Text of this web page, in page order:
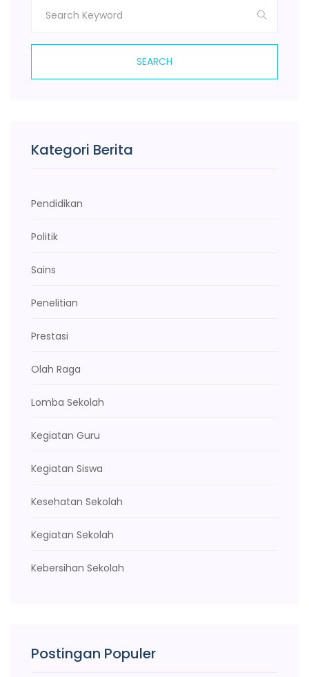
SEARCH
Kategori Berita
Pendidikan
Politik
Sains
Penelitian
Prestasi
Olah Raga
Lomba Sekolah
Kegiatan Guru
Kegiatan Siswa
Kesehatan Sekolah
Kegiatan Sekolah
Kebersihan Sekolah
Postingan Populer